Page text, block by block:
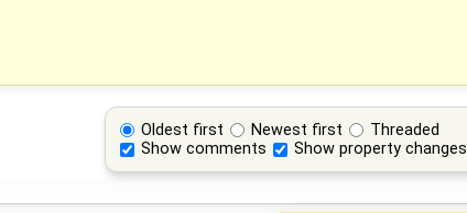
Oldest first Newest first
Threaded
Show comments
Show property changes